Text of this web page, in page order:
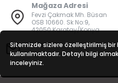
Mağaza Adresi
Fevzi Çakmak Mh. Büsan
OSB 10660. Sk No:9,
42050 Karatay/Konya
E-Posta
bilgi@vatanisguvenligi.com
Sitemizde sizlere özelleştirilmiş
kullanılmaktadır. Detaylı bilgi
inceleyiniz.